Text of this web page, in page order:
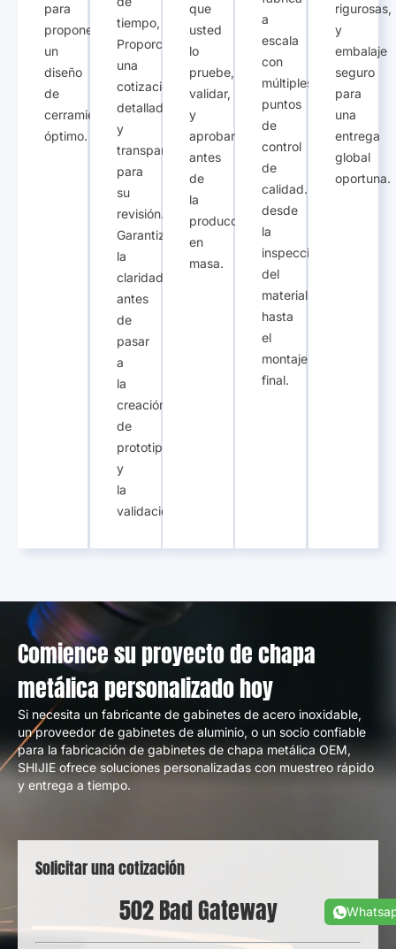
para
proponer
un
diseño
de
cerramiento
óptimo.
tiempo,
Proporcionamos
una
cotización
detallada
y
transparente
para
su
revisión.,
Garantizar
la
claridad
antes
de
pasar
a
la
creación
de
prototipos
y
la
validación..
que
usted
lo
pruebe,
validar,
y
aprobar
antes
de
la
producción
en
masa.
a
escala
con
múltiples
puntos
de
control
de
calidad.,
desde
la
inspección
del
material
hasta
el
montaje
final.
rigurosas,
y
embalaje
seguro
para
una
entrega
global
oportuna.
Comience su proyecto de chapa
metálica personalizado hoy
Si necesita un fabricante de gabinetes de acero inoxidable,
un proveedor de gabinetes de aluminio, o un socio confiable
para la fabricación de gabinetes de chapa metálica OEM,
SHIJIE ofrece soluciones personalizadas con muestreo rápido
y entrega a tiempo.
Solicitar una cotización
Mala puerta de enlace